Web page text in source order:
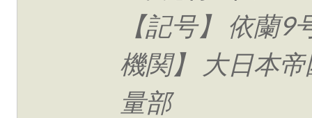
【記号】 依蘭9
機関】 大日本
量部